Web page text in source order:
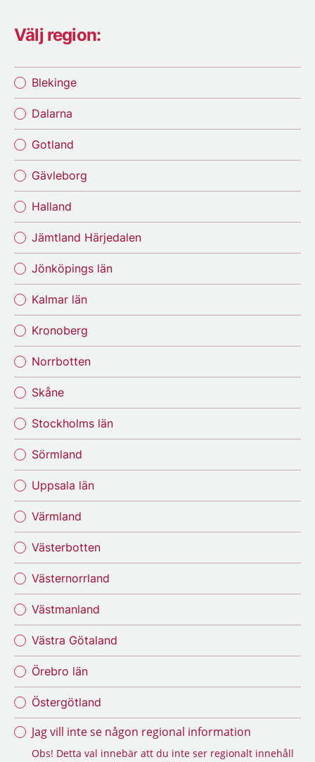
Välj region:
Blekinge
Dalarna
Gotland
Gävleborg
Halland
Jämtland Härjedalen
Jönköpings län
Kalmar län
Kronoberg
Norrbotten
Skåne
Stockholms län
Sörmland
Uppsala län
Värmland
Västerbotten
Västernorrland
Västmanland
Västra Götaland
Örebro län
Östergötland
Jag vill inte se någon regional information
Obs! Detta val innebär att du inte ser regionalt innehåll